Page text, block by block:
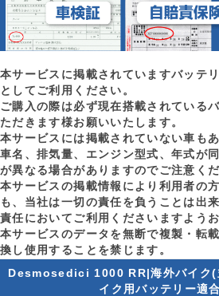
本サービスに掲載されていますバッテ
としてご利用ください。
ご購入の際は必ず現在搭載されている
ただきます様お願いいたします。
本サービスには掲載されていない車もあ
車名、排気量、エンジン型式、年式が
が異なる場合がありますのでご注意くだ
本サービスの掲載情報により利用者の
も、当社は一切の責任を負うことは出
責任においてご利用くださいますよう
本サービスのデータを無断で複製・転
換し使用することを禁じます。
Desmosedici 1000 RR|海外バイク(
イク用バッテリー適